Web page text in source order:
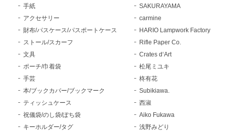
手紙
アクセサリー
財布/パスケース/パスポートケース
ストール/スカーフ
文具
ポーチ/巾着袋
手芸
本/ブックカバー/ブックマーク
ティッシュケース
祝儀袋/のし袋/ぽち袋
キーホルダー/タグ
SAKURAYAMA
carmine
HARIO Lampwork Factory
Rifle Paper Co.
Crates d‘Art
松尾ミユキ
柊有花
Subikiawa.
西淑
Aiko Fukawa
浅野みどり